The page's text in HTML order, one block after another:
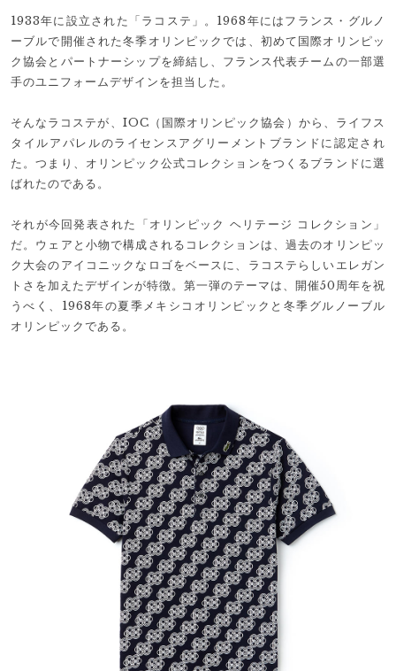
1933年に設立された「ラコステ」。1968年にはフランス・グルノ
ーブルで開催された冬季オリンピックでは、初めて国際オリンピッ
ク協会とパートナーシップを締結し、フランス代表チームの一部選
手のユニフォームデザインを担当した。
そんなラコステが、IOC（国際オリンピック協会）から、ライフス
タイルアパレルのライセンスアグリーメントブランドに認定され
た。つまり、オリンピック公式コレクションをつくるブランドに選
ばれたのである。
それが今回発表された「オリンピック ヘリテージ コレクション」
だ。ウェアと小物で構成されるコレクションは、過去のオリンピッ
ク大会のアイコニックなロゴをベースに、ラコステらしいエレガン
トさを加えたデザインが特徴。第一弾のテーマは、開催50周年を祝
うべく、1968年の夏季メキシコオリンピックと冬季グルノーブル
オリンピックである。